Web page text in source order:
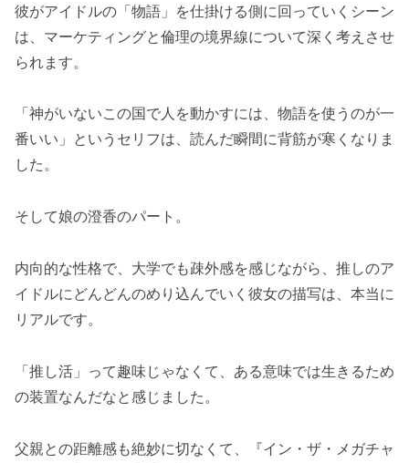
彼がアイドルの「物語」を仕掛ける側に回っていくシーン
は、マーケティングと倫理の境界線について深く考えさせ
られます。
「神がいないこの国で人を動かすには、物語を使うのが一
番いい」というセリフは、読んだ瞬間に背筋が寒くなりま
した。
そして娘の澄香のパート。
内向的な性格で、大学でも疎外感を感じながら、推しのア
イドルにどんどんのめり込んでいく彼女の描写は、本当に
リアルです。
「推し活」って趣味じゃなくて、ある意味では生きるため
の装置なんだなと感じました。
父親との距離感も絶妙に切なくて、『イン・ザ・メガチャ